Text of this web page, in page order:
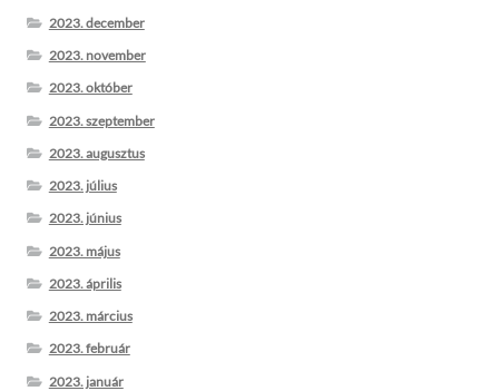
2023. december
2023. november
2023. október
2023. szeptember
2023. augusztus
2023. július
2023. június
2023. május
2023. április
2023. március
2023. február
2023. január